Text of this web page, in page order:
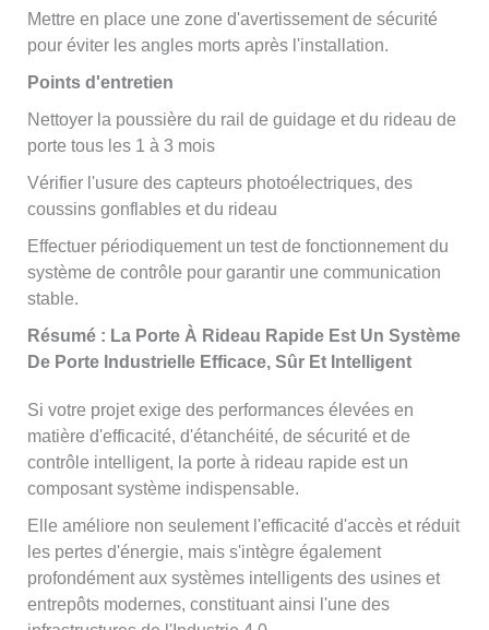
Mettre en place une zone d'avertissement de sécurité
pour éviter les angles morts après l'installation.
Points d'entretien
Nettoyer la poussière du rail de guidage et du rideau de
porte tous les 1 à 3 mois
Vérifier l'usure des capteurs photoélectriques, des
coussins gonflables et du rideau
Effectuer périodiquement un test de fonctionnement du
système de contrôle pour garantir une communication
stable.
Résumé : La Porte À Rideau Rapide Est Un Système
De Porte Industrielle Efficace, Sûr Et Intelligent
Si votre projet exige des performances élevées en
matière d'efficacité, d'étanchéité, de sécurité et de
contrôle intelligent, la porte à rideau rapide est un
composant système indispensable.
Elle améliore non seulement l'efficacité d'accès et réduit
les pertes d'énergie, mais s'intègre également
profondément aux systèmes intelligents des usines et
entrepôts modernes, constituant ainsi l'une des